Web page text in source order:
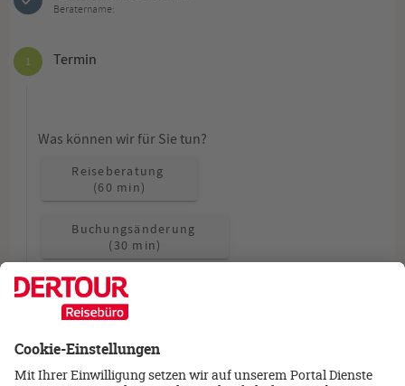
Beratername:
1 Termin
Was können wir für Sie tun?
Reiseberatung
(60 min)
Buchungsänderung
(30 min)
Allgemeine Fragen
(15 min)
Wie möchten Sie beraten werden?